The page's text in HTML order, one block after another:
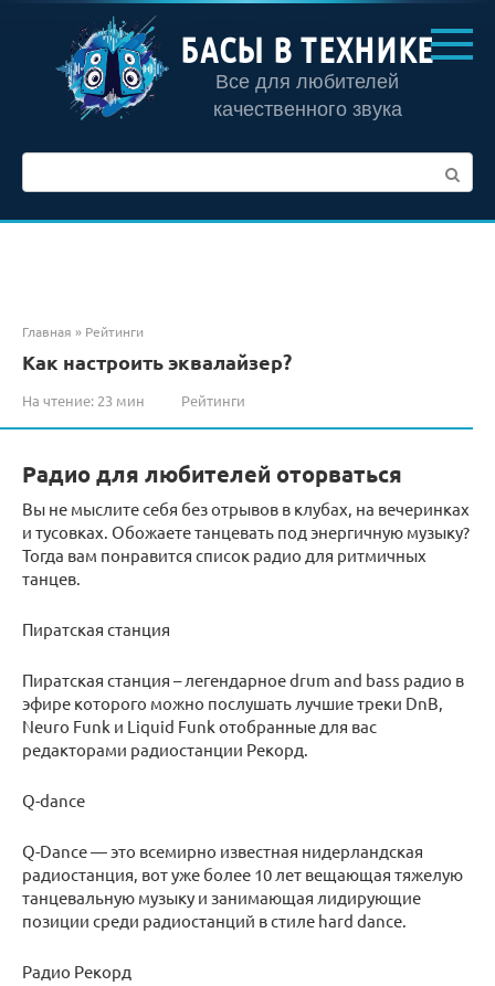
контенту
БАСЫ В ТЕХНИКЕ
Все для любителей
качественного звука
Главная » Рейтинги
Как настроить эквалайзер?
На чтение: 23 мин Рейтинги
Радио для любителей оторваться
Вы не мыслите себя без отрывов в клубах, на вечеринках
и тусовках. Обожаете танцевать под энергичную музыку?
Тогда вам понравится список радио для ритмичных
танцев.
Пиратская станция
Пиратская станция – легендарное drum and bass радио в
эфире которого можно послушать лучшие треки DnB,
Neuro Funk и Liquid Funk отобранные для вас
редакторами радиостанции Рекорд.
Q-dance
Q-Dance — это всемирно известная нидерландская
радиостанция, вот уже более 10 лет вещающая тяжелую
танцевальную музыку и занимающая лидирующие
позиции среди радиостанций в стиле hard dance.
Радио Рекорд